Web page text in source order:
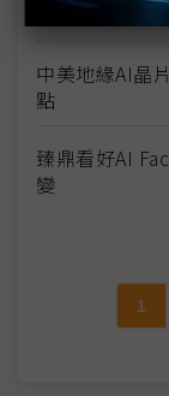
HDMI執行長
中美地緣AI晶
點
臻鼎看好AI
變
1